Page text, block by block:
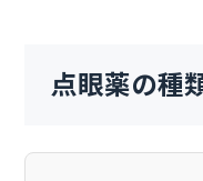
点眼薬の種